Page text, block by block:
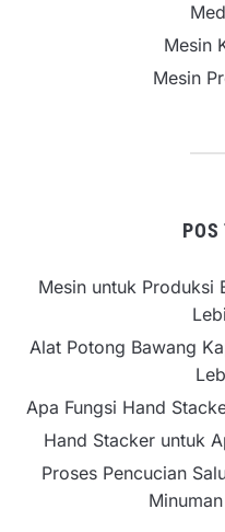
Mesin
Mesin
POS
Mesin untuk Produksi
Alat Potong Bawang
Apa Fungsi Hand
Hand Stacker untuk
Proses Pencucian